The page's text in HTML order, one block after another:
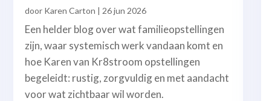
door Karen Carton | 26 jun 2026
Een helder blog over wat familieopstellingen
zijn, waar systemisch werk vandaan komt en
hoe Karen van Kr8stroom opstellingen
begeleidt: rustig, zorgvuldig en met aandacht
voor wat zichtbaar wil worden.